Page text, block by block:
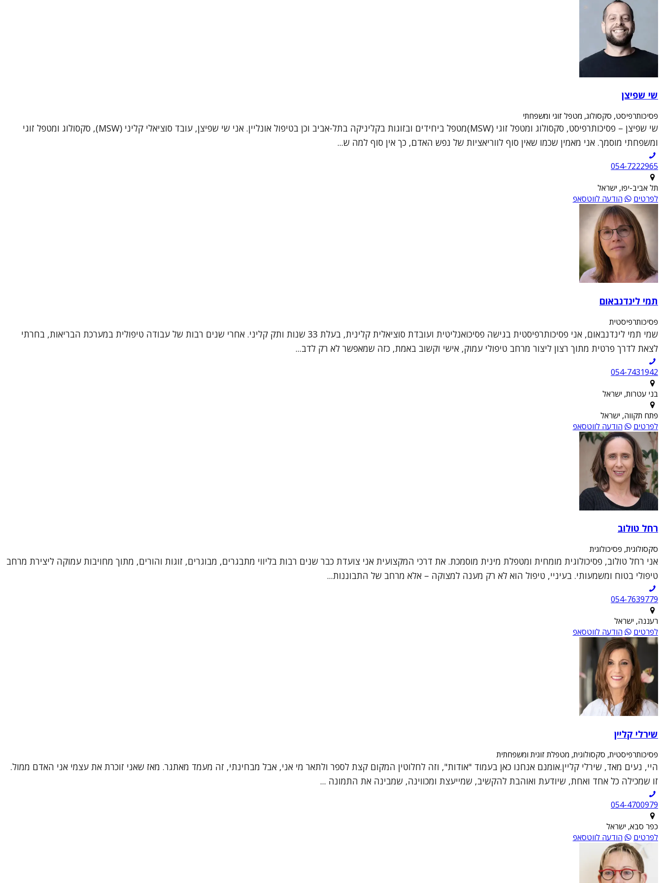
שי שפיצן
פסיכותרפיסט, סקסולוג, מטפל זוגי ומשפחתי
שי שפיצן – פסיכותרפיסט, סקסולוג ומטפל זוגי (MSW)מטפל ביחידים ובזוגות בקליניקה בתל-אביב וכן בטיפול אונליין. אני שי שפיצן, עובד סוציאלי קליני (MSW), סקסולוג ומטפל זוגי
ומשפחתי מוסמך. אני מאמין שכמו שאין סוף לווריאציות של נפש האדם, כך אין סוף למה ש...
054-7222965
תל אביב-יפו, ישראל
לפרטים
הודעה לווטסאפ
תמי לינדנבאום
פסיכותרפיסטית
שמי תמי לינדנבאום, אני פסיכותרפיסטית בגישה פסיכואנליטית ועובדת סוציאלית קלינית, בעלת 33 שנות ותק קליני. אחרי שנים רבות של עבודה טיפולית במערכת הבריאות, בחרתי
לצאת לדרך פרטית מתוך רצון ליצור מרחב טיפולי עמוק, אישי וקשוב באמת, כזה שמאפשר לא רק לדב...
054-7431942
בני עטרות, ישראל
פתח תקווה, ישראל
לפרטים
הודעה לווטסאפ
רחל טולוב
סקסולוגית, פסיכולוגית
אני רחל טולוב, פסיכולוגית מומחית ומטפלת מינית מוסמכת. את דרכי המקצועית אני צועדת כבר שנים רבות בליווי מתבגרים, מבוגרים, זוגות והורים, מתוך מחויבות עמוקה ליצירת מרחב
טיפולי בטוח ומשמעותי. בעיניי, טיפול הוא לא רק מענה למצוקה – אלא מרחב של התבוננות...
054-7639779
רעננה, ישראל
לפרטים
הודעה לווטסאפ
שירלי קליין
פסיכותרפיסטית, סקסולוגית, מטפלת זוגית ומשפחתית
היי, נעים מאד, שירלי קליין.אומנם אנחנו כאן בעמוד "אודות", וזה לחלוטין המקום קצת לספר ולתאר מי אני, אבל מבחינתי, זה מעמד מאתגר. מאז שאני זוכרת את עצמי אני האדם ממול.
זו שמכילה כל אחד ואחת, שיודעת ואוהבת להקשיב, שמייעצת ומכווינה, שמבינה את התמונה ...
054-4700979
כפר סבא, ישראל
לפרטים
הודעה לווטסאפ